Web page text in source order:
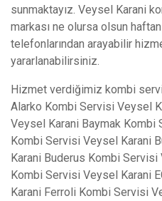
sunmaktayız. Veysel Karani
markası ne olursa olsun
telefonlarından arayabilir
yararlanabilirsiniz.
Hizmet verdiğimiz kombi
Alarko Kombi Servisi Veysel
Veysel Karani Baymak Kombi
Kombi Servisi Veysel Karani
Karani Buderus Kombi
Kombi Servisi Veysel Karani
Karani Ferroli Kombi Servisi